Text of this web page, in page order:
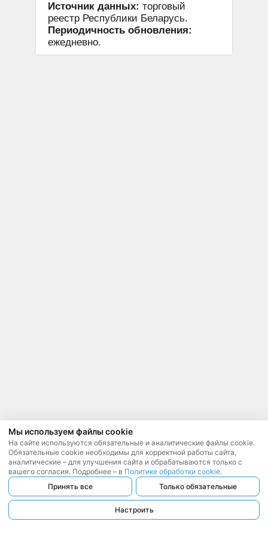
Источник данных: торговый
реестр Республики Беларусь.
Периодичность обновления:
ежедневно.
Мы используем файлы cookie
На сайте используются обязательные и аналитические файлы cookie.
Обязательные cookie необходимы для корректной работы сайта,
аналитические – для улучшения сайта и обрабатываются только с
вашего согласия. Подробнее – в Политике обработки cookie.
Принять все
Только обязательные
Настроить